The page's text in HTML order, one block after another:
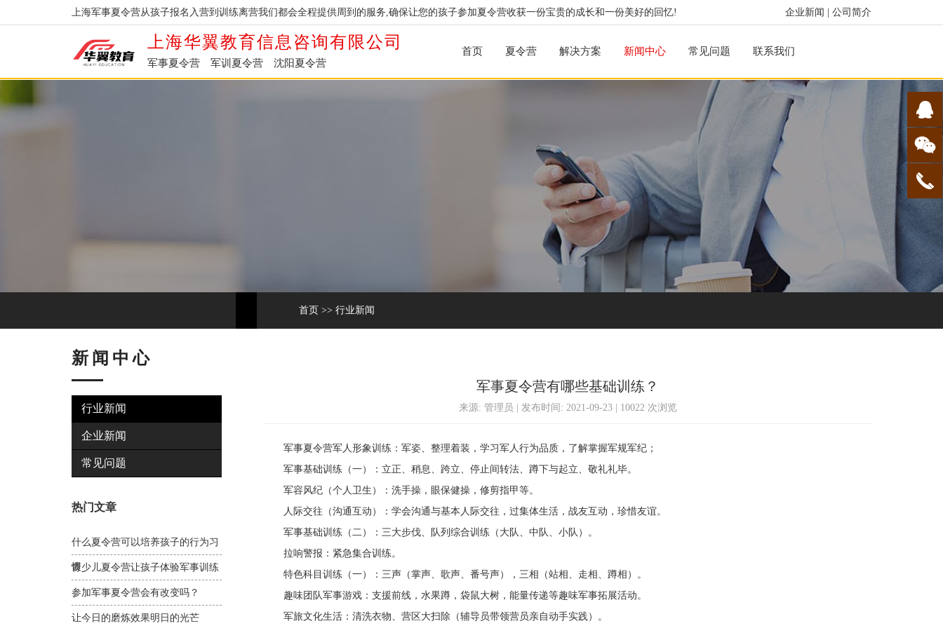
企业新闻 公司简介
上海军事夏令营从孩子报名入营到训练离营我们都会全程提供周到的服务,确保让您的孩子参加夏令营收获一份宝贵的成长和一份美好的回忆!
上海华翼教育信息咨询有限公司
军事夏令营 军训夏令营 沈阳夏令营
首页 夏令营 解决方案 新闻中心 常见问题 联系我们
首页 >> 行业新闻
新闻中心
行业新闻
企业新闻
常见问题
热门文章
什么夏令营可以培养孩子的行为习
惯
青少儿夏令营让孩子体验军事训练
参加军事夏令营会有改变吗？
让今日的磨炼效果明日的光芒
军事夏令营有哪些基础训练？
来源: 管理员 | 发布时间: 2021-09-23 | 10022 次浏览
军事夏令营军人形象训练：军姿、整理着装，学习军人行为品质，了解掌握军规军纪；
军事基础训练（一）：立正、稍息、跨立、停止间转法、蹲下与起立、敬礼礼毕。
军容风纪（个人卫生）：洗手操，眼保健操，修剪指甲等。
人际交往（沟通互动）：学会沟通与基本人际交往，过集体生活，战友互动，珍惜友谊。
军事基础训练（二）：三大步伐、队列综合训练（大队、中队、小队）。
拉响警报：紧急集合训练。
特色科目训练（一）：三声（掌声、歌声、番号声），三相（站相、走相、蹲相）。
趣味团队军事游戏：支援前线，水果蹲，袋鼠大树，能量传递等趣味军事拓展活动。
军旅文化生活：清洗衣物、营区大扫除（辅导员带领营员亲自动手实践）。